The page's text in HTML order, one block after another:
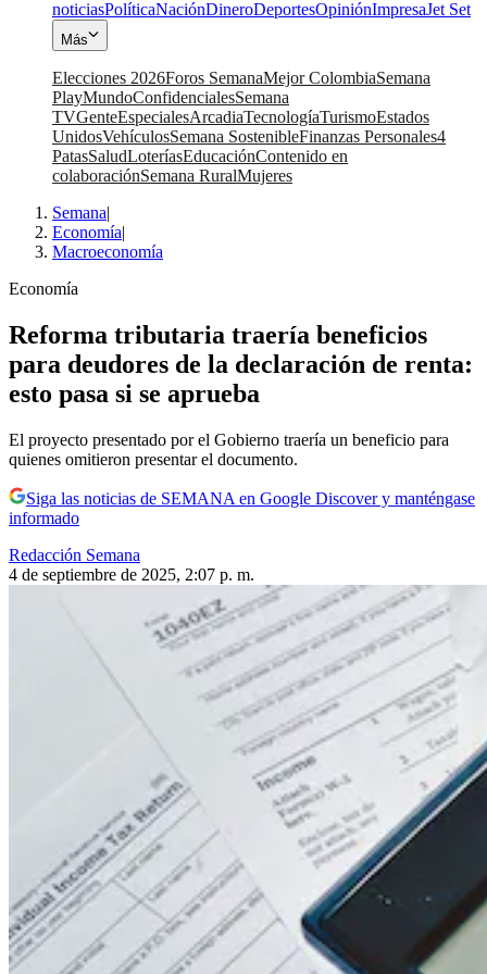
noticiasPolíticaNaciónDineroDeportesOpiniónImpresaJet Set
Más
Elecciones 2026Foros SemanaMejor ColombiaSemana
PlayMundoConfidencialesSemana
TVGenteEspecialesArcadiaTecnologíaTurismoEstados
UnidosVehículosSemana SostenibleFinanzas Personales4
PatasSaludLoteríasEducaciónContenido en
colaboraciónSemana RuralMujeres
Semana|
Economía|
Macroeconomía
Economía
Reforma tributaria traería beneficios
para deudores de la declaración de renta:
esto pasa si se aprueba
El proyecto presentado por el Gobierno traería un beneficio para
quienes omitieron presentar el documento.
Siga las noticias de SEMANA en Google Discover y manténgase
informado
Redacción Semana
4 de septiembre de 2025, 2:07 p. m.